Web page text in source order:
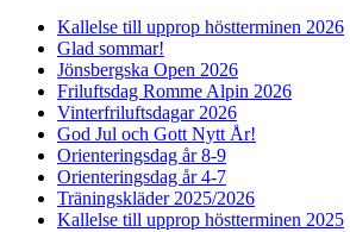
Kallelse till upprop höstterminen 2026
Glad sommar!
Jönsbergska Open 2026
Friluftsdag Romme Alpin 2026
Vinterfriluftsdagar 2026
God Jul och Gott Nytt År!
Orienteringsdag år 8-9
Orienteringsdag år 4-7
Träningskläder 2025/2026
Kallelse till upprop höstterminen 2025